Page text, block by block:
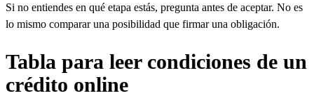
Si no entiendes en qué etapa estás, pregunta antes de aceptar. No es
lo mismo comparar una posibilidad que firmar una obligación.
Tabla para leer condiciones de un
crédito online